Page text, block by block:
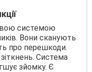
системою
Вони сканують
про перешкоди.
Система
зйомку. Є